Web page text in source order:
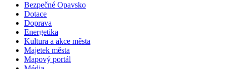
Bezpečné Opavsko
Dotace
Doprava
Energetika
Kultura a akce města
Majetek města
Mapový portál